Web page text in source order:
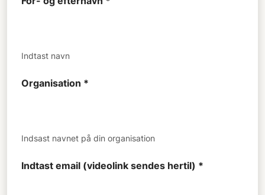
Indtast navn
Organisation *
Indsast navnet på din organisation
Indtast email (videolink sendes hertil) *